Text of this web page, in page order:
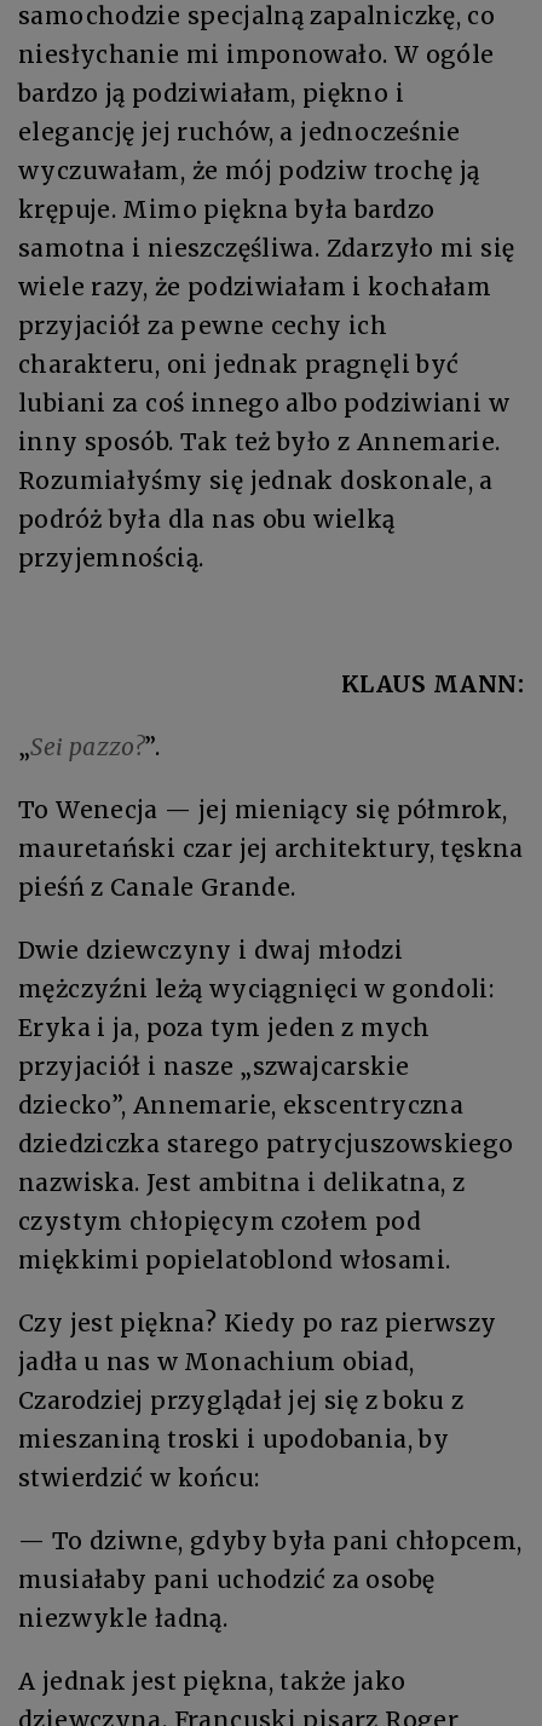
samochodzie specjalną zapalniczkę, co
niesłychanie mi imponowało. W ogóle
bardzo ją podziwiałam, piękno i
elegancję jej ruchów, a jednocześnie
wyczuwałam, że mój podziw trochę ją
krępuje. Mimo piękna była bardzo
samotna i nieszczęśliwa. Zdarzyło mi się
wiele razy, że podziwiałam i kochałam
przyjaciół za pewne cechy ich
charakteru, oni jednak pragnęli być
lubiani za coś innego albo podziwiani w
inny sposób. Tak też było z Annemarie.
Rozumiałyśmy się jednak doskonale, a
podróż była dla nas obu wielką
przyjemnością.
KLAUS MANN:
„Sei pazzo?”.
To Wenecja — jej mieniący się półmrok,
mauretański czar jej architektury, tęskna
pieśń z Canale Grande.
Dwie dziewczyny i dwaj młodzi
mężczyźni leżą wyciągnięci w gondoli:
Eryka i ja, poza tym jeden z mych
przyjaciół i nasze „szwajcarskie
dziecko”, Annemarie, ekscentryczna
dziedziczka starego patrycjuszowskiego
nazwiska. Jest ambitna i delikatna, z
czystym chłopięcym czołem pod
miękkimi popielatoblond włosami.
Czy jest piękna? Kiedy po raz pierwszy
jadła u nas w Monachium obiad,
Czarodziej przyglądał jej się z boku z
mieszaniną troski i upodobania, by
stwierdzić w końcu:
— To dziwne, gdyby była pani chłopcem,
musiałaby pani uchodzić za osobę
niezwykle ładną.
A jednak jest piękna, także jako
dziewczyna. Francuski pisarz Roger